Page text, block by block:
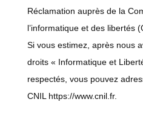
Réclamation auprès de la
l’informatique et des libertés
Si vous estimez, après nous
droits « Informatique et
respectés, vous pouvez
CNIL https://www.cnil.fr.